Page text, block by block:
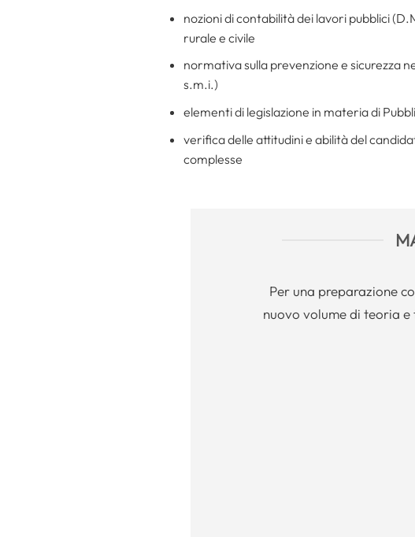
nozioni di contabilità dei lavori pubblici
rurale e civile
normativa sulla prevenzione e sicurezza
s.m.i.)
elementi di legislazione in materia di
verifica delle attitudini e abilità del
complesse
Per una preparazione
nuovo volume di teoria e